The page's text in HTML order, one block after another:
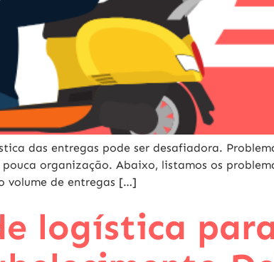
das entregas pode ser desafiadora.
organização. Abaixo, listamos os
volume de entregas […]
logística